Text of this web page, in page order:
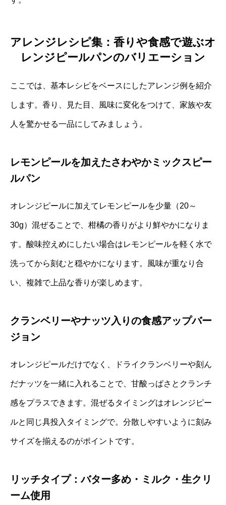
アレンジレシピ集：香りや食感で遊ぶオ
レンジピールパンのバリエーション
ここでは、基本レシピをベースにしたアレンジ例を紹介
します。香り、見た目、風味に変化をつけて、家族や友
人を驚かせる一品にしてみましょう。
レモンピールを加えたさわやかミックスピー
ルパン
オレンジピールに加えてレモンピールを少量（20～
30g）混ぜることで、柑橘の香りがより鮮やかになりま
す。酸味控えめにしたい場合はレモンピールを軽く水で
洗ってから刻むと穏やかになります。風味が重なり合
い、複雑で上品な香りが楽しめます。
クランベリーやナッツ入りの食感アップバー
ジョン
オレンジピールだけでなく、ドライクランベリーや刻ん
だナッツを一緒に入れることで、甘酸っぱさとクランチ
感をプラスできます。混ぜるタイミングはオレンジピー
ルと同じ具投入タイミングで。分散しやすいように刻み
サイズを揃えるのがポイントです。
リッチタイプ：バター多め・ミルク・生クリ
ーム使用